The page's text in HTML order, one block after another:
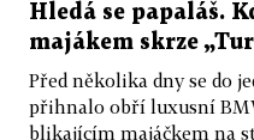
Hledá se papaláš.
majákem skrze
Před několika dny se do
přihnalo obří luxusní
blikajícím majáčkem na